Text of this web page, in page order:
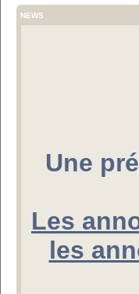
NEWS
Une
Les
les